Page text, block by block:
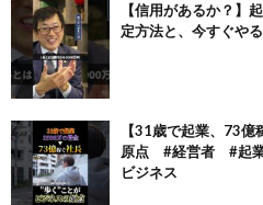
【信用があるか？】
定方法と、今すぐや
【31歳で起業、73
原点 #経営者 #起
ビジネス